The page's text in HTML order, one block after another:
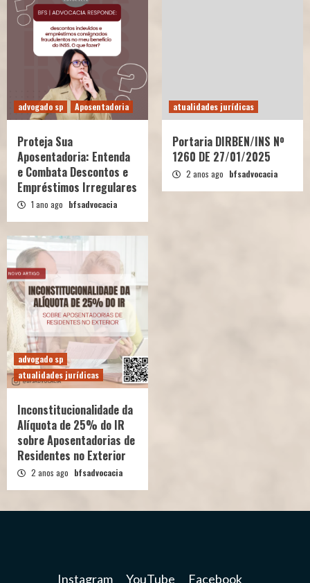
advogado sp Aposentadoria
Proteja Sua
Aposentadoria: Entenda
e Combata Descontos e
Empréstimos Irregulares
1 ano ago bfsadvocacia
atualidades jurídicas
Portaria DIRBEN/INS Nº
1260 DE 27/01/2025
2 anos ago bfsadvocacia
advogado sp
atualidades jurídicas
Inconstitucionalidade da
Alíquota de 25% do IR
sobre Aposentadorias de
Residentes no Exterior
2 anos ago bfsadvocacia
Instagram YouTube Facebook